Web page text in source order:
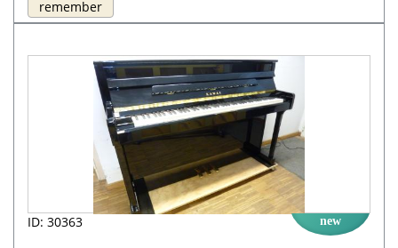
remember
ID: 30363 new